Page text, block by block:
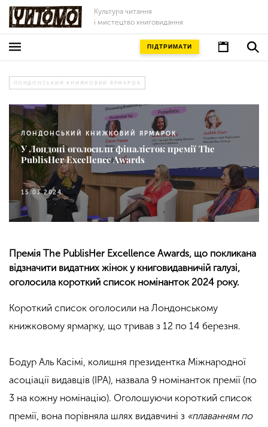
Культура читання
і мистецтво книговидання
ПІДТРИМАТИ
ЛОНДОНСЬКИЙ КНИЖКОВИЙ ЯРМАРОК
ЛОНДОНСЬКИЙ КНИЖКОВИЙ ЯРМАРОК
У Лондоні оголосили фіналісток премії The
PublisHer Excellence Awards
15.03.2024
Премія The PublisHer Excellence Awards, що покликана
відзначити видатних жінок у книговидавничій галузі,
оголосила короткий список номінанток 2024 року.
Короткий список оголосили на Лондонському
книжковому ярмарку, що тривав з 12 по 14 березня.
Бодур Аль Касімі, колишня президентка Міжнародної
асоціації видавців (IPA), назвала 9 номінанток премії (по
3 на кожну номінацію). Оголошуючи короткий список
премії, вона порівняла шлях видавчині з «плаванням по